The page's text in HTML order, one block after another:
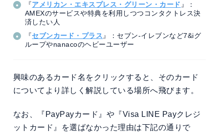
『アメリカン・エキスプレス・グリーン・カード』：
AMEXのサービスや特典を利用しつつコンタクトレス決
済したい人
『セブンカード・プラス』：セブン-イレブンなど7&iグ
ループやnanacoのヘビーユーザー
興味のあるカード名をクリックすると、そのカード
についてより詳しく解説している場所へ飛びます。
なお、『PayPayカード』や『Visa LINE Payクレジ
ットカード』を選ばなかった理由は下記の通りで